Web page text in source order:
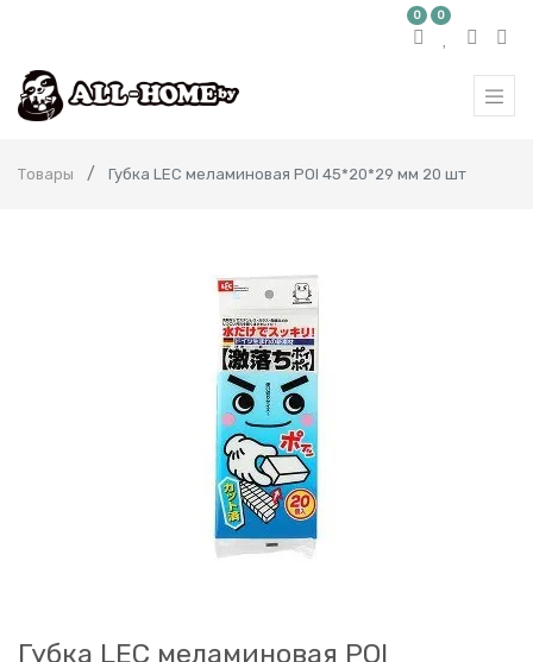
0 0
Товары Губка LEC меламиновая POI 45*20*29 мм 20 шт
Губка LEC меламиновая POI